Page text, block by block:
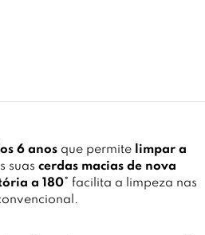
6 anos que permite
limpar a
suas cerdas macias de nova
a 180° facilita a limpeza nas